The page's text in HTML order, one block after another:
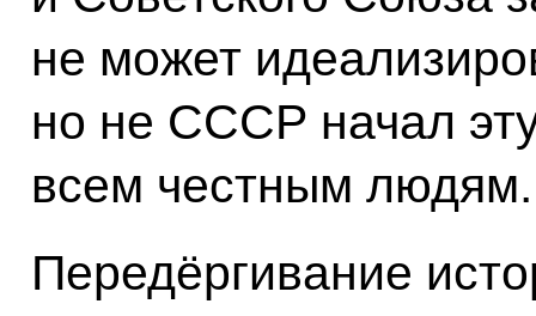
не может
но не СССР начал
всем честным людям.
Передёргивание